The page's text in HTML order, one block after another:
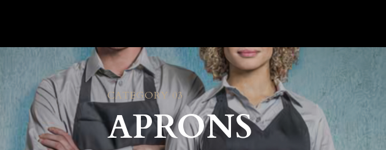
CATEGORY 03
APRONS